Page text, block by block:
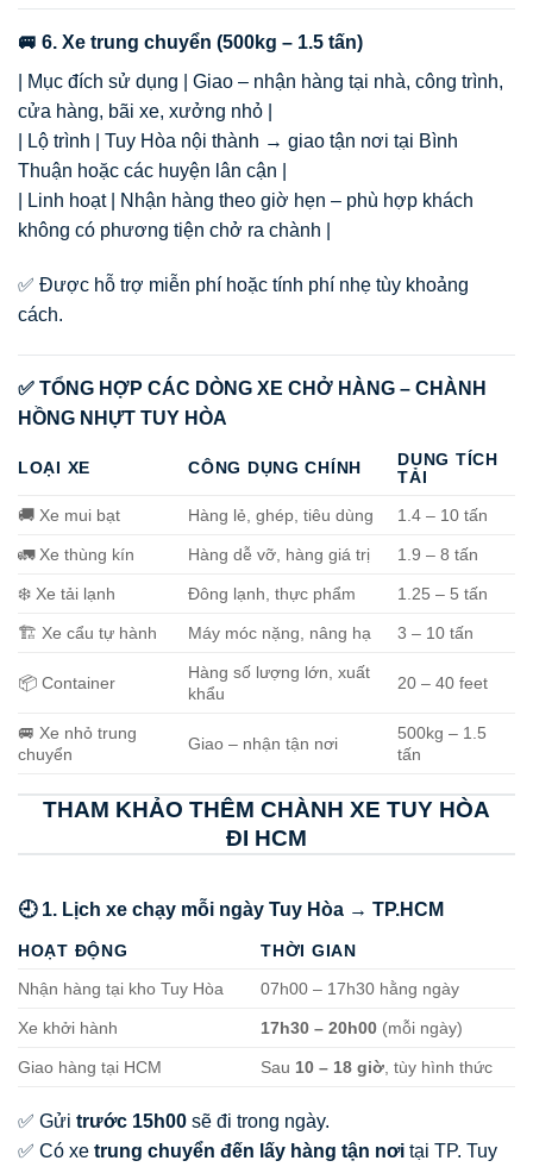
🚐 6. Xe trung chuyển (500kg – 1.5 tấn)
| Mục đích sử dụng | Giao – nhận hàng tại nhà, công trình,
cửa hàng, bãi xe, xưởng nhỏ |
| Lộ trình | Tuy Hòa nội thành → giao tận nơi tại Bình
Thuận hoặc các huyện lân cận |
| Linh hoạt | Nhận hàng theo giờ hẹn – phù hợp khách
không có phương tiện chở ra chành |
✅ Được hỗ trợ miễn phí hoặc tính phí nhẹ tùy khoảng
cách.
✅ TỔNG HỢP CÁC DÒNG XE CHỞ HÀNG – CHÀNH
HỒNG NHỰT TUY HÒA
LOẠI XE CÔNG DỤNG CHÍNH
DUNG TÍCH
TẢI
🚚 Xe mui bạt
Hàng lẻ, ghép, tiêu dùng 1.4 – 10 tấn
🚛 Xe thùng kín Hàng dễ vỡ, hàng giá trị 1.9 – 8 tấn
❄️ Xe tải lạnh Đông lạnh, thực phẩm 1.25 – 5 tấn
🏗️ Xe cẩu tự hành Máy móc nặng, nâng hạ 3 – 10 tấn
📦 Container
Hàng số lượng lớn, xuất
khẩu
20 – 40 feet
🚐 Xe nhỏ trung
chuyển
Giao – nhận tận nơi
500kg – 1.5
tấn
THAM KHẢO THÊM CHÀNH XE TUY HÒA
ĐI HCM
🕘 1. Lịch xe chạy mỗi ngày Tuy Hòa → TP.HCM
HOẠT ĐỘNG
THỜI GIAN
Nhận hàng tại kho Tuy Hòa
07h00 – 17h30 hằng ngày
Xe khởi hành 17h30 – 20h00 (mỗi ngày)
Giao hàng tại HCM Sau 10 – 18 giờ, tùy hình thức
✅ Gửi trước 15h00 sẽ đi trong ngày.
✅ Có xe trung chuyển đến lấy hàng tận nơi tại TP. Tuy